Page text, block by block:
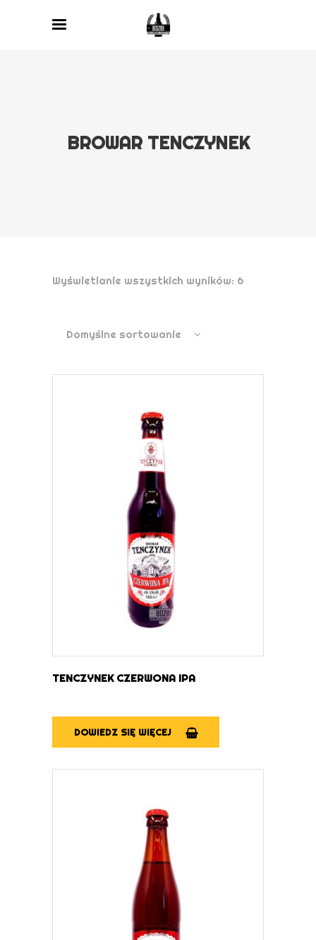
BROWAR TENCZYNEK
Wyświetlanie wszystkich wyników: 6
Domyślne sortowanie
DOWIEDZ SIĘ WIĘCEJ
TENCZYNEK CZERWONA IPA
DOWIEDZ SIĘ WIĘCEJ
DOWIEDZ SIĘ WIĘCEJ